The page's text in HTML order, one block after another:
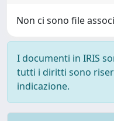
Non ci sono file
I documenti in IRIS
tutti i diritti sono
indicazione.